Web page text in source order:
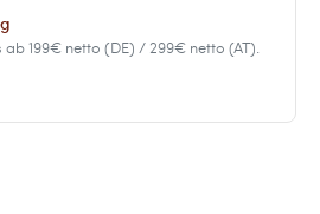
ab 199€ netto (DE) / 299€ netto (AT).